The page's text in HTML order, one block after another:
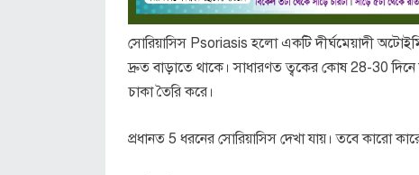
সোরিয়াসিস Psoriasis হলো একটি দীর্ঘমেয়াদী
দ্রুত বাড়াতে থাকে। সাধারণত ত্বকের কোষ 28-30
চাকা তৈরি করে।
প্রধানত 5 ধরনের সোরিয়াসিস দেখা যায়। তবে কারো